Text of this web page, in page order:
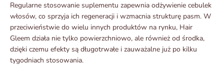
Regularne stosowanie suplementu zapewnia odżywienie cebulek
włosów, co sprzyja ich regeneracji i wzmacnia strukturę pasm. W
przeciwieństwie do wielu innych produktów na rynku, Hair
Gleem działa nie tylko powierzchniowo, ale również od środka,
dzięki czemu efekty są długotrwałe i zauważalne już po kilku
tygodniach stosowania.